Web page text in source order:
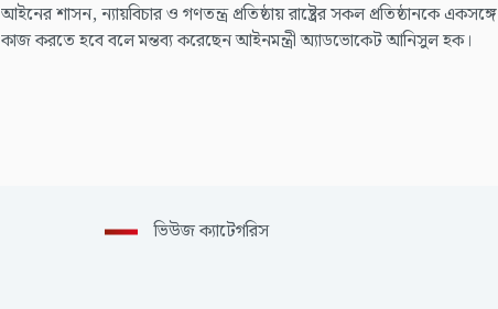
আইনের শাসন, ন্যায়বিচার ও গণতন্ত্র প্রতিষ্ঠায় রাষ্ট্রের সকল প্রতিষ্ঠানকে একসঙ্গে
কাজ করতে হবে বলে মন্তব্য করেছেন আইনমন্ত্রী অ্যাডভোকেট আনিসুল হক।
ভিউজ ক্যাটেগরিস